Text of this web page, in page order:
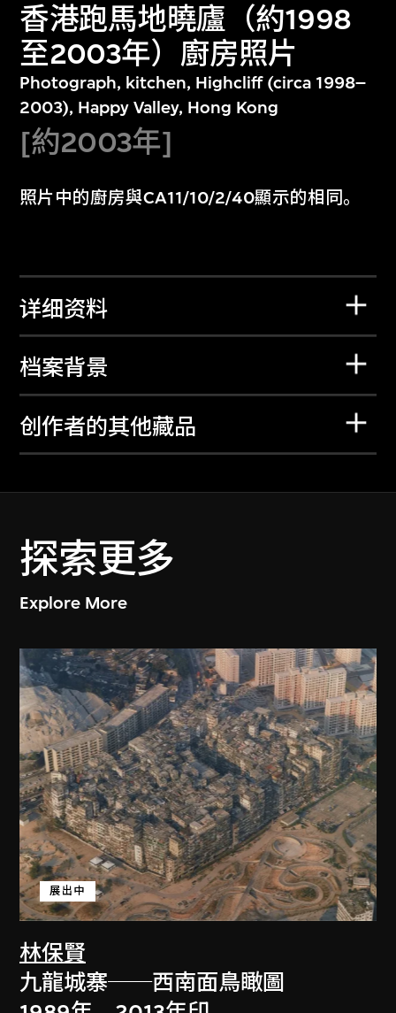
香港跑馬地曉廬（約1998
至2003年）廚房照片
Photograph, kitchen, Highcliff (circa 1998–
2003), Happy Valley, Hong Kong
[約2003年]
照片中的廚房與CA11/10/2/40顯示的相同。
详细资料
档案背景
创作者的其他藏品
探索更多
Explore More
林保賢
展出中
九龍城寨──西南面鳥瞰圖